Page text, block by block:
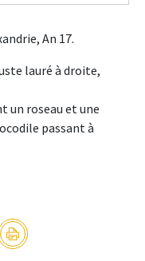
An 17.
lauré à droite,
un roseau et une
passant à